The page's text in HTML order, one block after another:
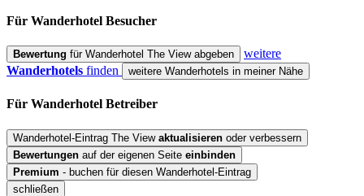
Für Wanderhotel Besucher
Bewertung für Wanderhotel The View abgeben
weitere
Wanderhotels finden weitere Wanderhotels in meiner Nähe
Für Wanderhotel Betreiber
Wanderhotel-Eintrag The View aktualisieren oder verbessern
Bewertungen auf der eigenen Seite einbinden
Premium - buchen für diesen Wanderhotel-Eintrag
schließen